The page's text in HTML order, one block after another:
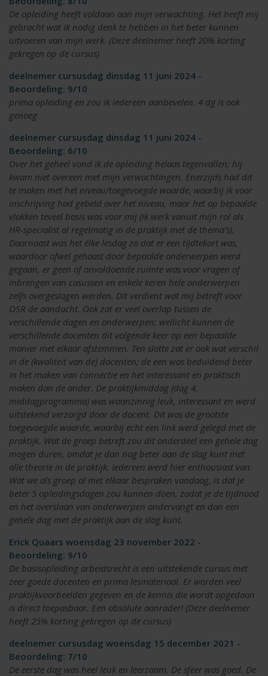
De opleiding heeft voldaan aan mijn verwachting. Het heeft mij
gebracht wat ik nodig denk te hebben in het beter kunnen
uitvoeren van mijn werk. (Deze deelnemer heeft 20% korting
gekregen op de cursus)
deelnemer cursusdag dinsdag 11 juni 2024 -
Beoordeling: 9/10
prima opleiding en zou ik iedereen aanbevelen. 4 dg is ook
genoeg
deelnemer cursusdag dinsdag 11 juni 2024 -
Beoordeling: 6/10
Over het geheel vond ik de opleiding helaas tegenvallen; hij
kwam niet overeen met mijn verwachtingen. Enerzijds had dit
te maken met het niveau/toegevoegde waarde, waarbij ik voor
inschrijving had gebeld over het niveau, maar het op bepaalde
vlakken teveel basis was voor mij (ik werk vanuit mijn rol als
HR-specialist al regelmatig in de praktijk met de thema's).
Daarnaast was het élke lesdag zo dat er een tijdtekort was,
waardoor ofwel gehaast door bepaalde onderwerpen werd
gegaan, er geen of onvoldoende ruimte was voor vragen of
inbrengen van casussen en enkele keren hele onderwerpen
zelfs overgeslagen werden. Dit verdient wat mij betreft voor
OSR de aandacht. Ook zat er veel overlap tussen de
verschillende dagen en onderwerpen; wellicht kunnen de
verschillende docenten dit volgende keer op een bepaalde
manier met elkaar afstemmen. Ten slotte zat er ook wat verschil
in de (kwaliteit van de) docenten; de een was beduidend beter
in het maken van connectie en het interessant en praktisch
maken dan de ander. De praktijkmiddag (dag 4,
middagprogramma) was waanzinnig leuk, interessant en werd
uitstekend verzorgd door de docent. Dit was de grootste
toegevoegde waarde, waarbij echt een link werd gelegd met de
praktijk. Wat de groep betreft zou dit onderdeel een gehele dag
mogen duren, omdat je dan nog beter aan de slag kunt met
alle theorie in de praktijk. Iedereen werd hier enthousiast van.
Wat we als groep al met elkaar bespraken vandaag, is dat je
beter 5 opleidingsdagen zou kunnen doen, zodat je de tijdnood
en het overslaan van onderwerpen ondervangt en dan een
gehele dag met de praktijk aan de slag kunt.
Erick Quaars woensdag 23 november 2022 -
Beoordeling: 9/10
De basisopleiding arbeidsrecht is een uitstekende cursus met
zeer goede docenten en prima lesmateriaal. Er worden veel
praktijkvoorbeelden gegeven en de kennis die wordt opgedaan
is direct toepasbaar. Een absolute aanrader! (Deze deelnemer
heeft 25% korting gekregen op de cursus)
deelnemer cursusdag woensdag 15 december 2021 -
Beoordeling: 7/10
De eerste dag was heel leuk en leerzaam. De sfeer was goed. De